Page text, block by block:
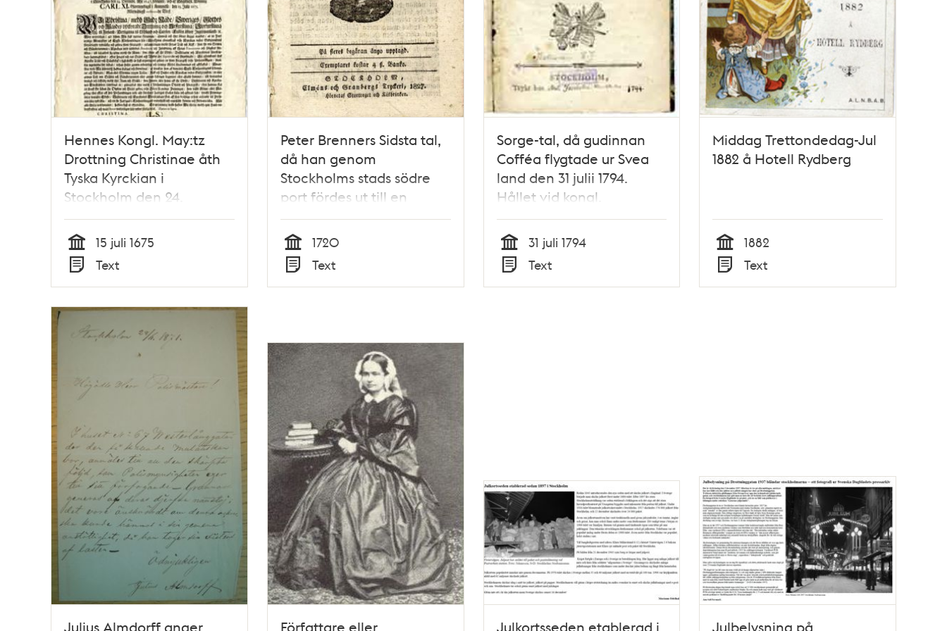
Hennes Kongl. May:tz
Drottning Christinae åth
Tyska Kyrckian i
Stockholm den 24.
Decembr. Åhr 1647.
förlänte, och af
Högstsahl. Konung Carl
XI. Glorwyrdigst i
Åminnelse, den 15. Julii
1675. Allernådigst
confirmerade Bref.
Tid
15 juli 1675
Typ
Text
Peter Brenners Sidsta tal,
då han genom
Stockholms stads södre
port fördes ut till en
smädelig och wåldsam
död. Den 4 juli 1720. På
fleres begäran ånyo
upplagd.
Tid
1720
Typ
Text
Sorge-tal, då gudinnan
Cofféa flygtade ur Svea
land den 31 julii 1794.
Hållet vid kongl.
Djurgårds helso-brunnen i
en talrik samling af bägge
könen, samma dag.
Tid
31 juli 1794
Typ
Text
Middag Trettondedag-Jul
1882 å Hotell Rydberg
Tid
1882
Typ
Text
Julius Almdorff anger Författare eller Julkortsseden etablerad i Julbelysning på